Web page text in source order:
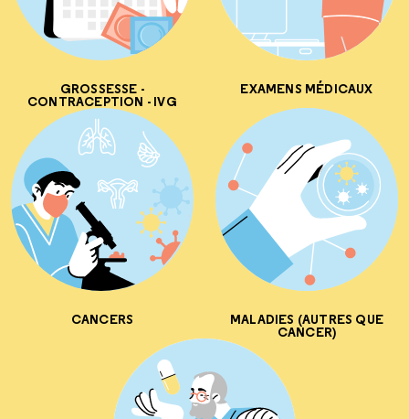
GROSSESSE -
CONTRACEPTION - IVG
EXAMENS MÉDICAUX
CANCERS MALADIES (AUTRES QUE
CANCER)